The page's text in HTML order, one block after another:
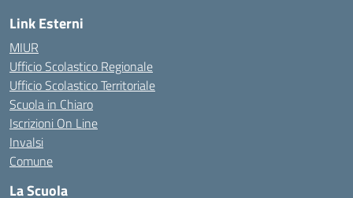
Link Esterni
MIUR
Ufficio Scolastico Regionale
Ufficio Scolastico Territoriale
Scuola in Chiaro
Iscrizioni On Line
Invalsi
Comune
La Scuola